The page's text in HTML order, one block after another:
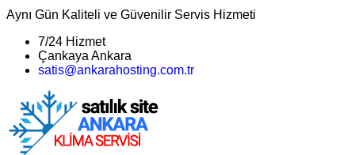
Aynı Gün Kaliteli ve Güvenilir Servis Hizmeti
7/24 Hizmet
Çankaya Ankara
satis@ankarahosting.com.tr